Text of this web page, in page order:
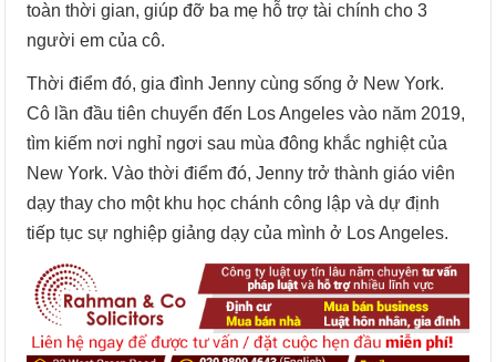
toàn thời gian, giúp đỡ ba mẹ hỗ trợ tài chính cho 3
người em của cô.
Thời điểm đó, gia đình Jenny cùng sống ở New York.
Cô lần đầu tiên chuyển đến Los Angeles vào năm 2019,
tìm kiếm nơi nghỉ ngơi sau mùa đông khắc nghiệt của
New York. Vào thời điểm đó, Jenny trở thành giáo viên
dạy thay cho một khu học chánh công lập và dự định
tiếp tục sự nghiệp giảng dạy của mình ở Los Angeles.